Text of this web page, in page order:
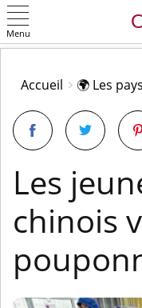
Menu
Accueil 🌍 Les pays
Les
chinois